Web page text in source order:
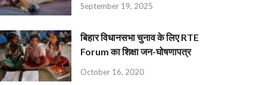
September 19, 2025
बिहार विधानसभा चुनाव के लिए RTE
Forum का शिक्षा जन-घोषणापत्र
October 16, 2020